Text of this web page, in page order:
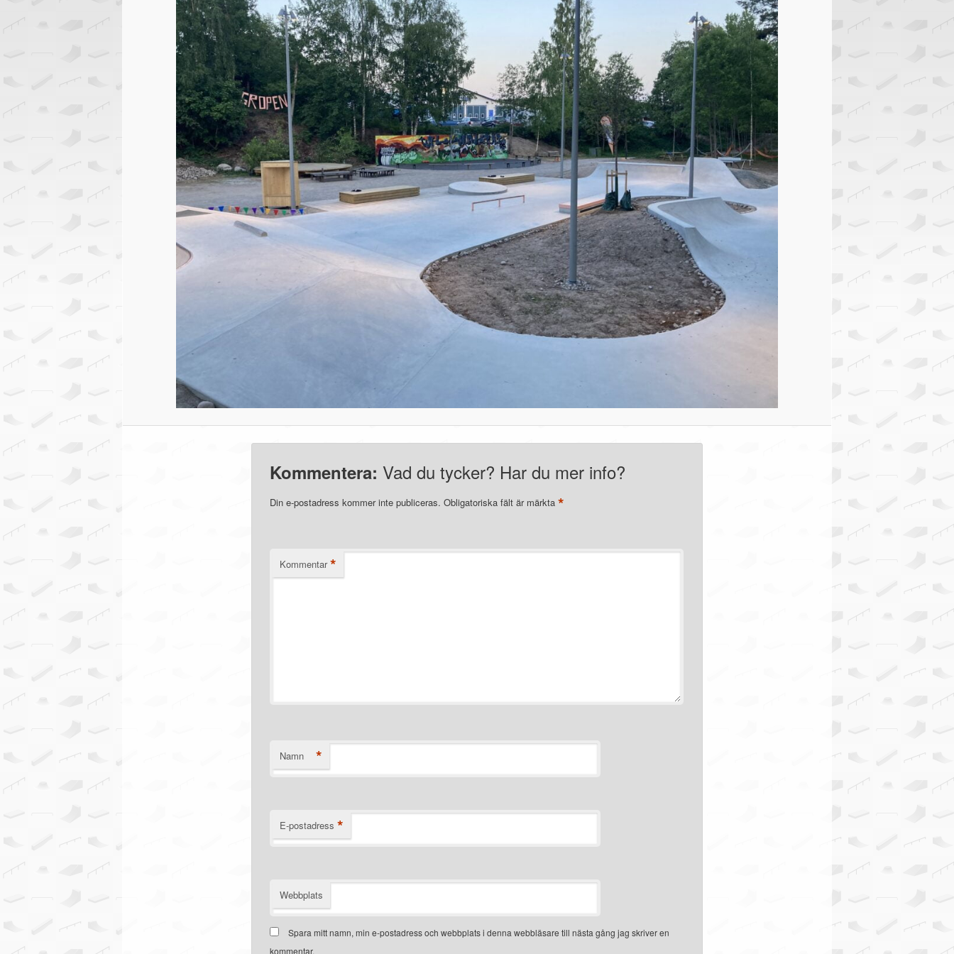
Kommentera: Vad du tycker? Har du mer info?
Din e-postadress kommer inte publiceras. Obligatoriska fält är märkta *
Kommentar *
Namn *
E-postadress *
Webbplats
Spara mitt namn, min e-postadress och webbplats i denna webbläsare till nästa gång jag skriver en
kommentar.